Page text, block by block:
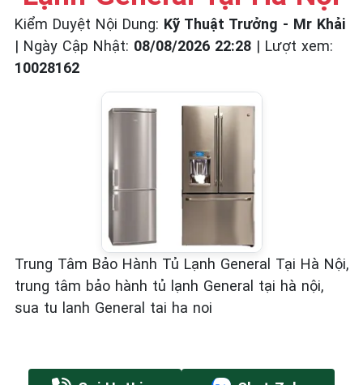
Kiểm Duyệt Nội Dung: Kỹ Thuật Trưởng - Mr Khải
| Ngày Cập Nhật: 08/08/2026 22:28 | Lượt xem:
10028162
Trung Tâm Bảo Hành Tủ Lạnh General Tại Hà Nội,
trung tâm bảo hành tủ lạnh General tại hà nội,
sua tu lanh General tai ha noi